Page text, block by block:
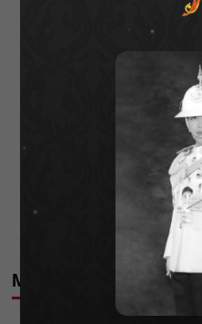
เซ็กซี่บอกต่อ “ปุ้มปุ้ย พรรณ
สุดปัง!! “สไปร์ท” คว้า
More Stories